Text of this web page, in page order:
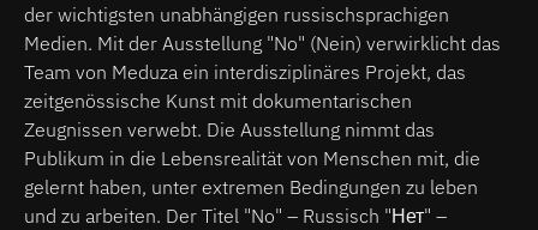
der wichtigsten unabhängigen russischsprachigen
Medien. Mit der Ausstellung "No" (Nein) verwirklicht das
Team von Meduza ein interdisziplinäres Projekt, das
zeitgenössische Kunst mit dokumentarischen
Zeugnissen verwebt. Die Ausstellung nimmt das
Publikum in die Lebensrealität von Menschen mit, die
gelernt haben, unter extremen Bedingungen zu leben
und zu arbeiten. Der Titel "No" – Russisch "Нет" –